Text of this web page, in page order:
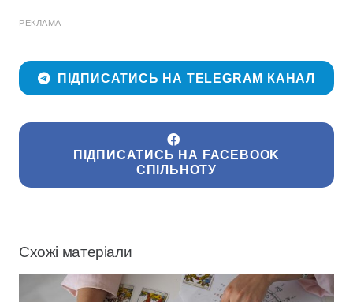
РЕКЛАМА
ПІДПИСАТИСЬ НА TELEGRAM КАНАЛ
ПІДПИСАТИСЬ НА FACEBOOK
СПІЛЬНОТУ
Схожі матеріали